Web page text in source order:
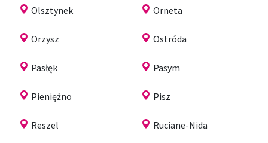
Olsztynek Orneta
Orzysz Ostróda
Pasłęk Pasym
Pieniężno Pisz
Reszel Ruciane-Nida